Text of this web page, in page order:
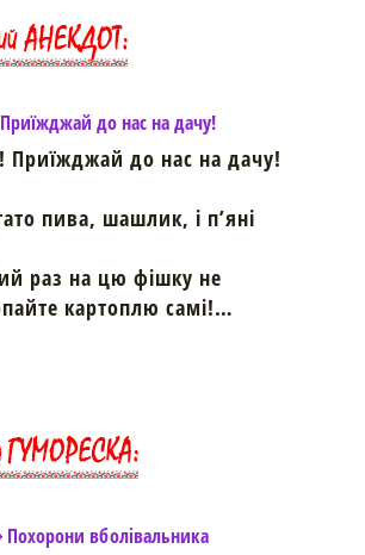
до нас на дачу!
Приїжджай до нас на дачу!
пива, шашлик, і п’яні
раз на цю фішку не
картоплю самі!…
вболівальника